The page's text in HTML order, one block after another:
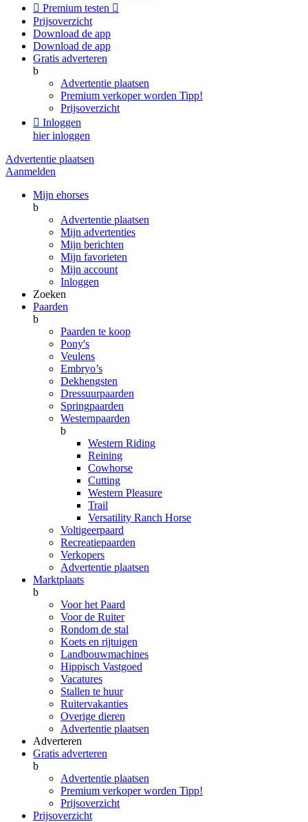
 Premium testen 
Prijsoverzicht
Download de app
Download de app
Gratis adverteren
b
Advertentie plaatsen
Premium verkoper worden Tipp!
Prijsoverzicht
 Inloggen
hier inloggen
Advertentie plaatsen
Aanmelden
Mijn ehorses
b
Advertentie plaatsen
Mijn advertenties
Mijn berichten
Mijn favorieten
Mijn account
Inloggen
Zoeken
Paarden
b
Paarden te koop
Pony's
Veulens
Embryo’s
Dekhengsten
Dressuurpaarden
Springpaarden
Westernpaarden
b
Western Riding
Reining
Cowhorse
Cutting
Western Pleasure
Trail
Versatility Ranch Horse
Voltigeerpaard
Recreatiepaarden
Verkopers
Advertentie plaatsen
Marktplaats
b
Voor het Paard
Voor de Ruiter
Rondom de stal
Koets en rijtuigen
Landbouwmachines
Hippisch Vastgoed
Vacatures
Stallen te huur
Ruitervakanties
Overige dieren
Advertentie plaatsen
Adverteren
Gratis adverteren
b
Advertentie plaatsen
Premium verkoper worden Tipp!
Prijsoverzicht
Prijsoverzicht